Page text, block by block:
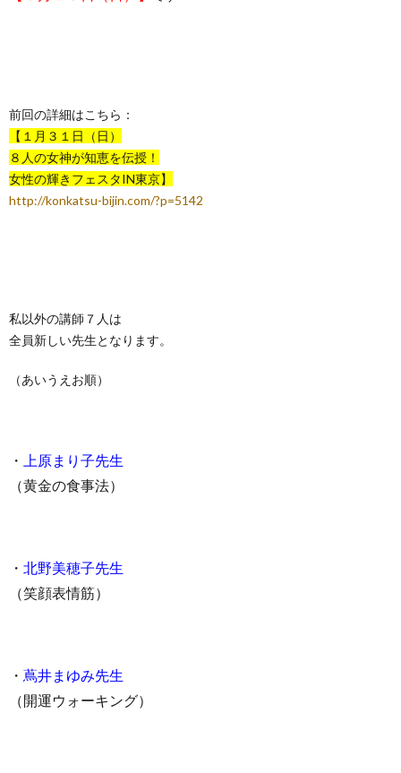
前回の詳細はこちら：
【１月３１日（日）
８人の女神が知恵を伝授！
女性の輝きフェスタIN東京】
http://konkatsu-bijin.com/?p=5142
私以外の講師７人は
全員新しい先生となります。
（あいうえお順）
・
上原まり子先生
（黄金の食事法）
・ 北野美穂子先生
（笑顔表情筋）
・ 蔦井まゆみ先生
（開運ウォーキング）